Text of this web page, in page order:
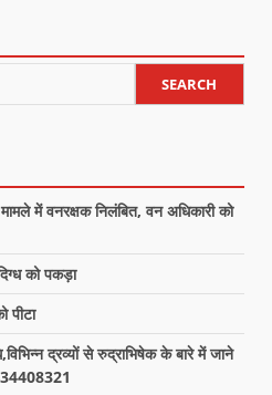
SEARCH
में वनरक्षक निलंबित, वन अधिकारी को
को पकड़ा
द्रव्यों से रुद्राभिषेक के बारे में जाने